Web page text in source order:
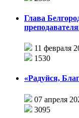
Глава
11 февраля
1530
«Радуйся,
07 апреля
3095